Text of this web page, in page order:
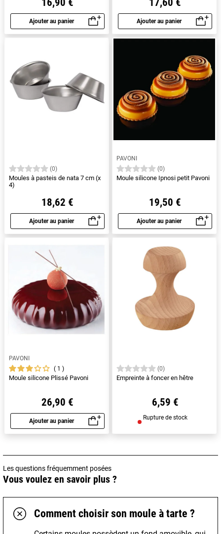
16,90 €
Ajouter au panier
Aperçu rapide
17,60 €
Ajouter au panier
Aperçu rapide
(0)
Moules à pasteis de nata 7 cm (x
4)
18,62 €
Ajouter au panier
Aperçu rapide
PAVONI
(0)
Moule silicone Ipnosi petit Pavoni
19,50 €
Ajouter au panier
Aperçu rapide
PAVONI
1
Moule silicone Plissé Pavoni
26,90 €
Ajouter au panier
Aperçu rapide
(0)
Empreinte à foncer en hêtre
6,59 €
Rupture de stock
Les questions fréquemment posées
Vous voulez en savoir plus ?
Comment choisir son moule à tarte ?